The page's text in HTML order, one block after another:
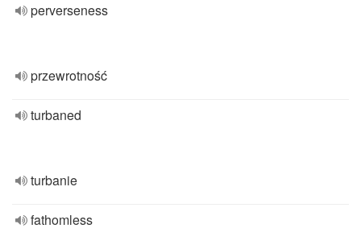
perverseness
przewrotność
turbaned
turbanie
fathomless